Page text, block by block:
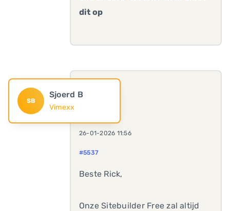
dit op
SB
Sjoerd B
Vimexx
26-01-2026 11:56
#5537
Beste Rick,
Onze Sitebuilder Free zal altijd